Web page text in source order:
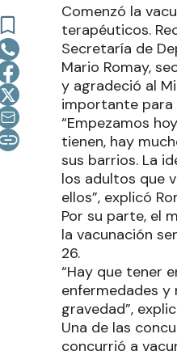
Comenzó la
terapéuticos.
Secretaría de
Mario Romay,
y agradeció al
importante para
“Empezamos
tienen, hay
sus barrios. La
los adultos que
ellos”, explicó
Por su parte, el
la vacunación
26.
“Hay que tener
enfermedades y
gravedad”,
Una de las
concurrió a